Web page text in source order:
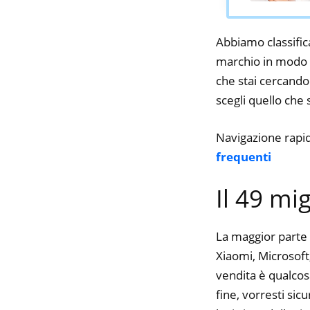
Abbiamo
marchio in
che stai
scegli quello che
Navigazione
frequenti
Il 49
La maggior
Xiaomi,
vendita è
fine, vorresti